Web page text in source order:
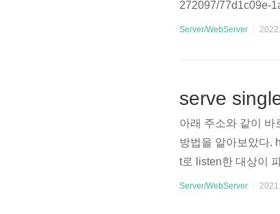
272097/77d1c09e-
되어질 위치를 확인
Server/WebServer
serve
아래 주소와 같이 바
방법을 알아보았다.
t로 listen한 대상이
ntent-Type text/
Server/WebServer